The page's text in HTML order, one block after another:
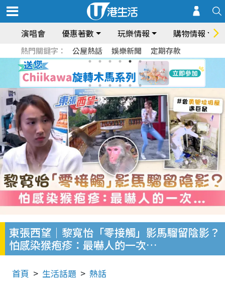
演唱會 優惠著數 玩樂情報 購物情報
熱門關鍵字： 公屋熱話 娛樂新聞 定期存款
東張西望│黎寬怡「零接觸」影馬騮留陰影？
怕感染猴疱疹：最嚇人的一次…
首頁 生活話題 熱話